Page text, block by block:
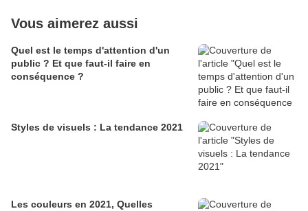
Vous aimerez aussi
Quel est le temps d'attention d'un
public ? Et que faut-il faire en
conséquence ?
Styles de visuels : La tendance 2021
Les couleurs en 2021, Quelles